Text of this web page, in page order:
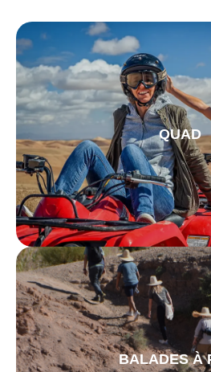
QUAD
BALADES À